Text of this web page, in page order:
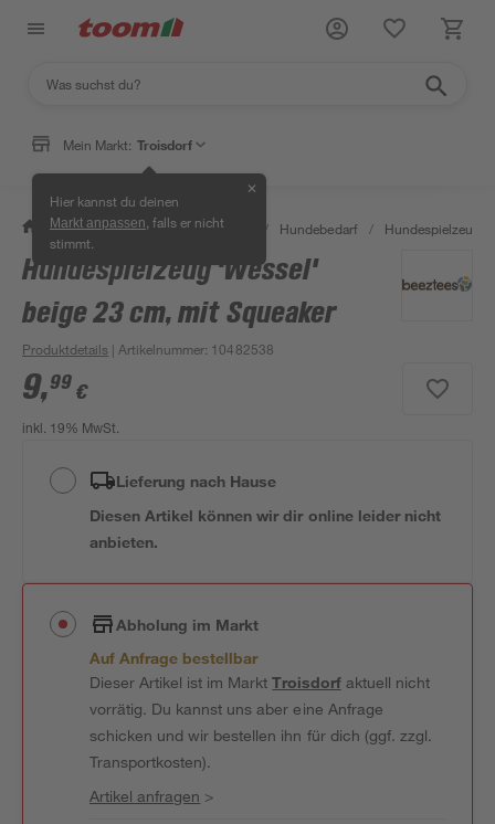
Mein Markt: Troisdorf
Hier kannst du deinen
Markt anpassen , falls er nicht
stimmt.
✕
/ Garten & Freizeit / Tierbedarf / Hundebedarf / Hundespielzeug
Hundespielzeug 'Wessel'
beige 23 cm, mit Squeaker
Produktdetails | Artikelnummer: 10482538
9,99 €
inkl. 19% MwSt.
Lieferung nach Hause
Diesen Artikel können wir dir online leider nicht
anbieten.
Abholung im Markt
Auf Anfrage bestellbar
Dieser Artikel ist im MarktTroisdorfaktuell nicht
vorrätig. Du kannst uns aber eine Anfrage
schicken und wir bestellen ihn für dich (ggf. zzgl.
Transportkosten).
Artikel anfragen >